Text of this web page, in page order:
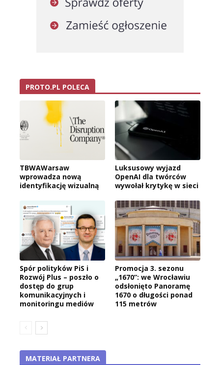
PROTO.PL POLECA
TBWAWarsaw
wprowadza nową
identyfikację wizualną
Luksusowy wyjazd
OpenAI dla twórców
wywołał krytykę w sieci
Spór polityków PiS i
Rozwój Plus – poszło o
dostęp do grup
komunikacyjnych i
monitoringu mediów
Promocja 3. sezonu
„1670”: we Wrocławiu
odsłonięto Panoramę
1670 o długości ponad
115 metrów
MATERIAŁ PARTNERA